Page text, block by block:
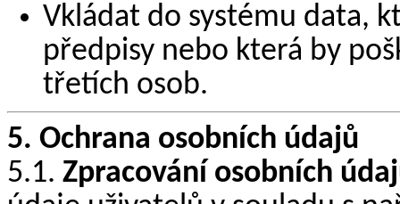
Vkládat do systému data,
předpisy nebo která by
třetích osob.
5. Ochrana osobních údajů
5.1. Zpracování osobních